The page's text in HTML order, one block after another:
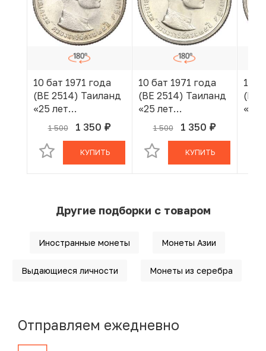
10 бат 1971 года
(BE 2514) Таиланд
«25 лет
царствованию
1 500 1 350 руб.
В КОРЗИНЕ
КУПИТЬ
10 бат 1971 года
(BE 2514) Таиланд
«25 лет
царствованию
1 500 1 350 руб.
В КОРЗИНЕ
КУПИТЬ
10
(BE
«25
Другие подборки с товаром
Иностранные монеты Монеты Азии
Выдающиеся личности Монеты из серебра
Отправляем ежедневно